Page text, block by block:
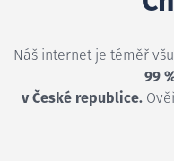
Náš internet je téměř
99
v České republice.